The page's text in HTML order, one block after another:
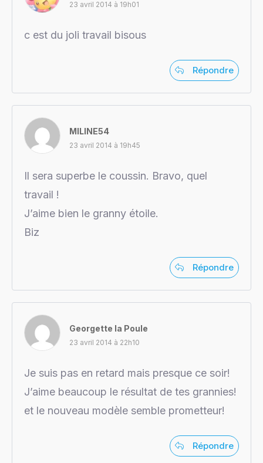
23 avril 2014 à 19h01
c est du joli travail bisous
Répondre
MILINE54
23 avril 2014 à 19h45
Il sera superbe le coussin. Bravo, quel
travail !
J’aime bien le granny étoile.
Biz
Répondre
Georgette la Poule
23 avril 2014 à 22h10
Je suis pas en retard mais presque ce soir!
J’aime beaucoup le résultat de tes grannies!
et le nouveau modèle semble prometteur!
Répondre